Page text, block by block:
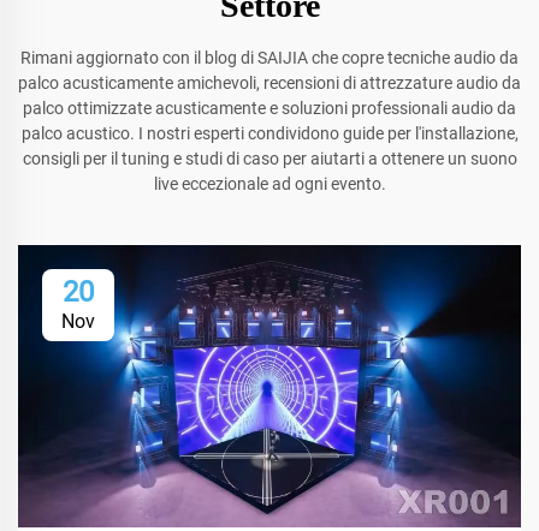
Rimani aggiornato con il blog di SAIJIA che copre tecniche audio da
palco acusticamente amichevoli, recensioni di attrezzature audio da
palco ottimizzate acusticamente e soluzioni professionali audio da
palco acustico. I nostri esperti condividono guide per l'installazione,
consigli per il tuning e studi di caso per aiutarti a ottenere un suono
live eccezionale ad ogni evento.
20
Nov